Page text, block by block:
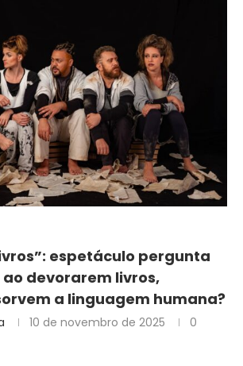
espetáculo pergunta
devorarem livros,
a linguagem humana?
10 de novembro de 2025
0